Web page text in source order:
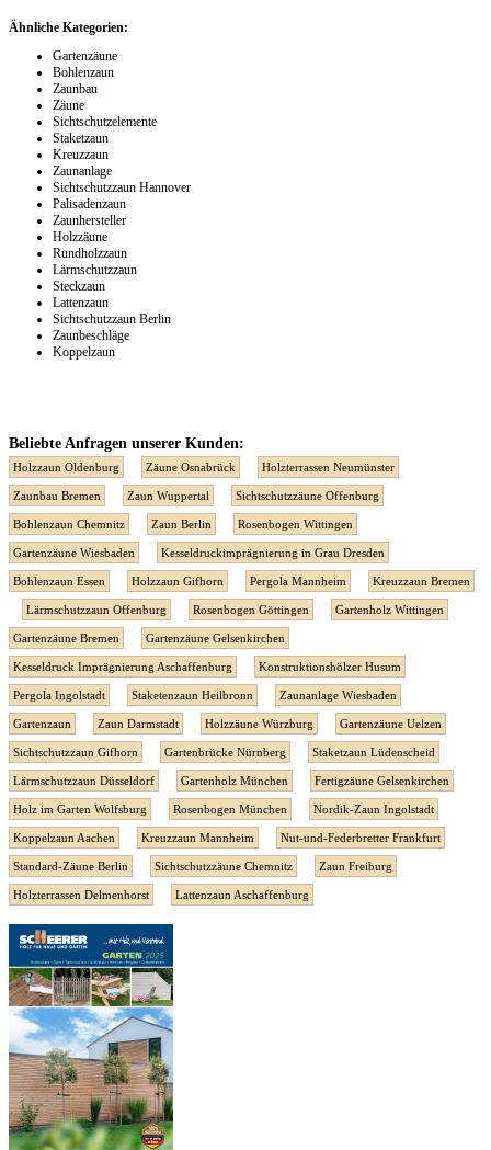
Ähnliche Kategorien:
Gartenzäune
Bohlenzaun
Zaunbau
Zäune
Sichtschutzelemente
Staketzaun
Kreuzzaun
Zaunanlage
Sichtschutzzaun Hannover
Palisadenzaun
Zaunhersteller
Holzzäune
Rundholzzaun
Lärmschutzzaun
Steckzaun
Lattenzaun
Sichtschutzzaun Berlin
Zaunbeschläge
Koppelzaun
Beliebte Anfragen unserer Kunden:
Holzzaun Oldenburg Zäune Osnabrück Holzterrassen Neumünster
Zaunbau Bremen Zaun Wuppertal Sichtschutzzäune Offenburg
Bohlenzaun Chemnitz Zaun Berlin Rosenbogen Wittingen
Gartenzäune Wiesbaden Kesseldruckimprägnierung in Grau Dresden
Bohlenzaun Essen Holzzaun Gifhorn Pergola Mannheim Kreuzzaun Bremen
Lärmschutzzaun Offenburg Rosenbogen Göttingen Gartenholz Wittingen
Gartenzäune Bremen Gartenzäune Gelsenkirchen
Kesseldruck Imprägnierung Aschaffenburg Konstruktionshölzer Husum
Pergola Ingolstadt Staketenzaun Heilbronn Zaunanlage Wiesbaden
Gartenzaun Zaun Darmstadt Holzzäune Würzburg Gartenzäune Uelzen
Sichtschutzzaun Gifhorn Gartenbrücke Nürnberg Staketzaun Lüdenscheid
Lärmschutzzaun Düsseldorf Gartenholz München Fertigzäune Gelsenkirchen
Holz im Garten Wolfsburg Rosenbogen München Nordik-Zaun Ingolstadt
Koppelzaun Aachen Kreuzzaun Mannheim Nut-und-Federbretter Frankfurt
Standard-Zäune Berlin Sichtschutzzäune Chemnitz Zaun Freiburg
Holzterrassen Delmenhorst Lattenzaun Aschaffenburg